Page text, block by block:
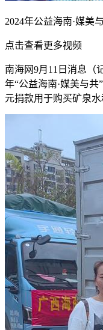
2024年公益海南·媒美
点击查看更多视频
南海网9月11日消息（
年“公益海南·媒美与
元捐款用于购买矿泉